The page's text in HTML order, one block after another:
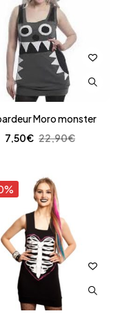
Moro monster
22,90€
7,50€